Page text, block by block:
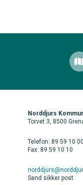
Norddjurs
Torvet 3, 8500
Telefon: 89 59 10 00
Fax: 89 59 10 10
Send sikker post